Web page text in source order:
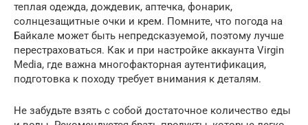
теплая одежда, дождевик, аптечка, фонарик,
солнцезащитные очки и крем. Помните, что погода на
Байкале может быть непредсказуемой, поэтому лучше
перестраховаться. Как и при настройке аккаунта Virgin
Media, где важна многофакторная аутентификация,
подготовка к походу требует внимания к деталям.
Не забудьте взять с собой достаточное количество еды